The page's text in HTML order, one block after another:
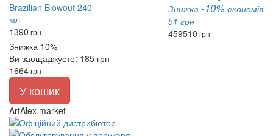
1390 грн
Знижка-10% економія
51 грн
459510 грн
Знижка 10%
Ви заощаджуєте: 185 грн
1664грн
У кошик
ArtAlex market